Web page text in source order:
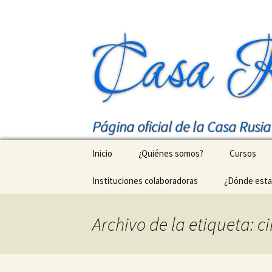
Casa
Página oficial de la Casa
Saltar
contenido
Inicio ¿Quiénes somos? Cursos
Nuestro
Instituciones colaboradoras ¿Dónde
Archivo de la etiqueta: